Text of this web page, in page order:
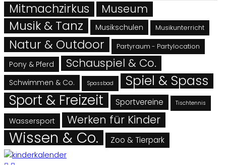
Mitmachzirkus Museum
Musik & Tanz Musikschulen Musikunterricht
Natur & Outdoor Partyraum - Partylocation
Pony & Pferd Schauspiel & Co.
Schwimmen & Co. Spassbad Spiel & Spass
Sport & Freizeit Sportvereine Tischtennis
Wassersport Werken für Kinder
Wissen & Co. Zoo & Tierpark